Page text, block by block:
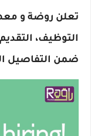
تعلن روضة و
التوظيف،
ضمن التفاصيل